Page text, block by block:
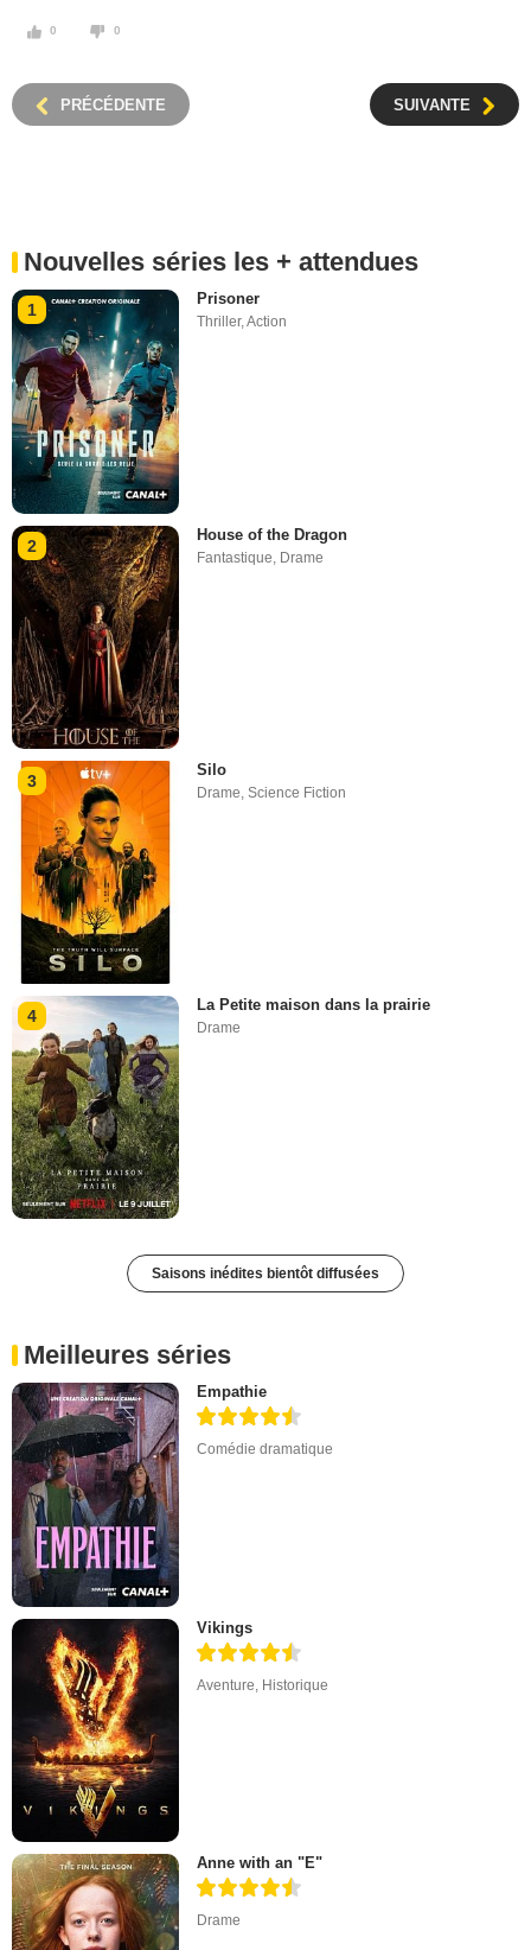
0 0
PRÉCÉDENTE SUIVANTE
Nouvelles séries les + attendues
1
Prisoner
Thriller,Action
2
House of the Dragon
Fantastique Drame
3
Silo
Drame,Science Fiction
4
La Petite maison dans la prairie
Drame
Saisons inédites bientôt diffusées
Meilleures séries
Empathie
Comédie dramatique
Vikings
Aventure Historique
Anne with an "E"
Drame